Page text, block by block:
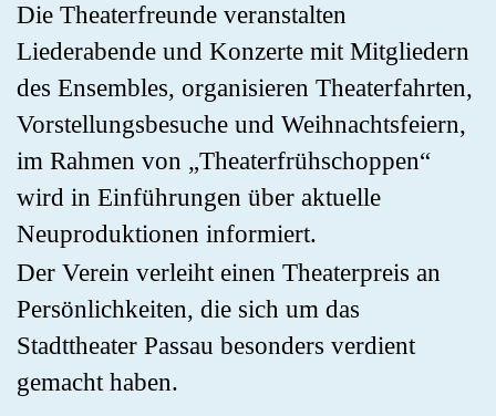
Die Theaterfreunde veranstalten
Liederabende und Konzerte mit Mitgliedern
des Ensembles, organisieren Theaterfahrten,
Vorstellungsbesuche und Weihnachtsfeiern,
im Rahmen von „Theaterfrühschoppen“
wird in Einführungen über aktuelle
Neuproduktionen informiert.
Der Verein verleiht einen Theaterpreis an
Persönlichkeiten, die sich um das
Stadttheater Passau besonders verdient
gemacht haben.